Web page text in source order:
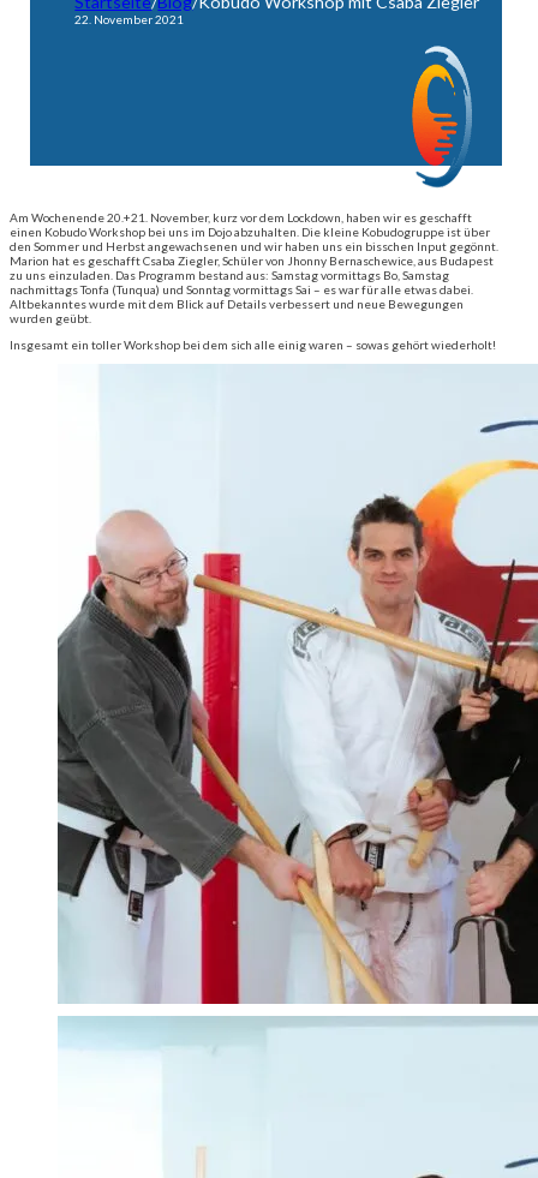
22. November 2021
Am Wochenende 20.+21. November, kurz vor dem Lockdown, haben wir es geschafft
einen Kobudo Workshop bei uns im Dojo abzuhalten. Die kleine Kobudogruppe ist über
den Sommer und Herbst angewachsenen und wir haben uns ein bisschen Input gegönnt.
Marion hat es geschafft Csaba Ziegler, Schüler von Jhonny Bernaschewice, aus Budapest
zu uns einzuladen. Das Programm bestand aus: Samstag vormittags Bo, Samstag
nachmittags Tonfa (Tunqua) und Sonntag vormittags Sai – es war für alle etwas dabei.
Altbekanntes wurde mit dem Blick auf Details verbessert und neue Bewegungen
wurden geübt.
Insgesamt ein toller Workshop bei dem sich alle einig waren – sowas gehört wiederholt!